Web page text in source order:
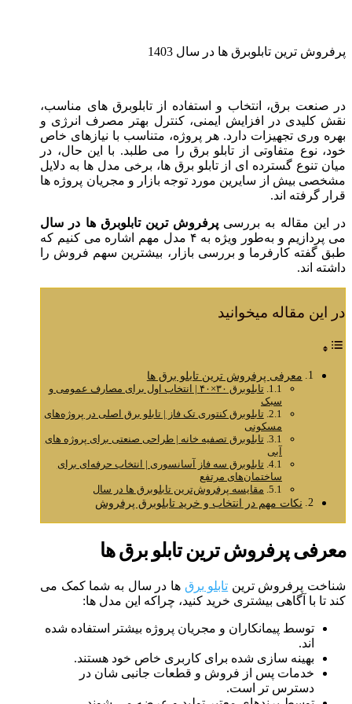
پرفروش‌ ترین تابلوبرق‌ ها در سال 1403
در صنعت برق، انتخاب و استفاده از تابلوبرق‌ های مناسب،
نقش کلیدی در افزایش ایمنی، کنترل بهتر مصرف انرژی و
بهره‌ وری تجهیزات دارد. هر پروژه، متناسب با نیازهای خاص
خود، نوع متفاوتی از تابلو برق را می‌ طلبد. با این حال، در
میان تنوع گسترده‌ ای از تابلو برق‌ ها، برخی مدل‌ ها به دلایل
مشخصی بیش از سایرین مورد توجه بازار و مجریان پروژه‌ ها
قرار گرفته‌ اند.
در این مقاله به بررسی پرفروش‌ ترین تابلوبرق‌ ها در سال
می‌ پردازیم و به‌طور ویژه به ۴ مدل مهم اشاره می‌ کنیم که
طبق گفته کارفرما و بررسی بازار، بیشترین سهم فروش را
داشته‌ اند.
در این مقاله میخوانید
معرفی پرفروش‌ ترین تابلو برق‌ ها
تابلوبرق ۳۰×۴۰ | انتخاب اول برای مصارف عمومی و
سبک
تابلوبرق کنتوری تک فاز | تابلو برق اصلی در پروژه‌های
مسکونی
تابلوبرق تصفیه‌ خانه | طراحی صنعتی برای پروژه‌ های
آبی
تابلوبرق سه فاز آسانسوری | انتخاب حرفه‌ای برای
ساختمان‌های مرتفع
مقایسه پرفروش‌ترین تابلوبرق‌ ها در سال
نکات مهم در انتخاب و خرید تابلوبرق پرفروش
معرفی پرفروش‌ ترین تابلو برق‌ ها
شناخت پرفروش‌ ترین تابلو برق‌ ها در سال به شما کمک می‌
کند تا با آگاهی بیشتری خرید کنید، چراکه این مدل‌ ها:
توسط پیمانکاران و مجریان پروژه بیشتر استفاده شده‌
اند.
بهینه‌ سازی‌ شده برای کاربری خاص خود هستند.
خدمات پس از فروش و قطعات جانبی‌ شان در
دسترس‌ تر است.